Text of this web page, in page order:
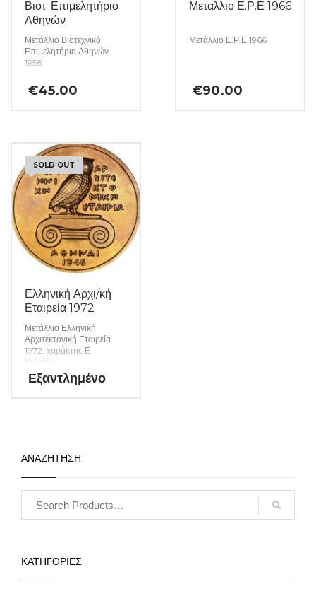
Βιοτ. Επιμελητήριο
Αθηνών
Μετάλλιο Βιοτεχνικό
Επιμελητήριο Αθηνών
1958
€45.00
Μεταλλιο Ε.Ρ.Ε 1966
Μετάλλιο Ε.Ρ.Ε 1966
€90.00
SOLD OUT
Ελληνική Αρχι/κή
Εταιρεία 1972
Μετάλλιο Ελληνική
Αρχιτεκτονική Εταιρεία
1972, χαράκτης Ε.
Κελαϊδής
Εξαντλημένο
ΑΝΑΖΗΤΗΣΗ
ΚΑΤΗΓΟΡΙΕΣ